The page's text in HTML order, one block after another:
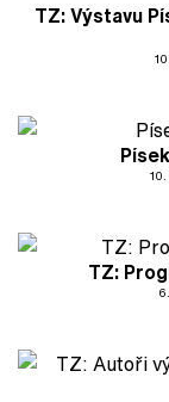
TZ: Výstavu
TZ: